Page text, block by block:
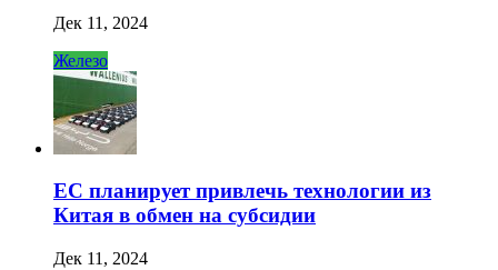
Дек 11, 2024
Железо
ЕС планирует привлечь технологии из
Китая в обмен на субсидии
Дек 11, 2024